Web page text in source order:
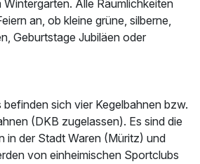
p.P. ab234,00 €
Alle Räumlichkeiten
an, ob kleine grüne, silberne,
Geburtstage Jubiläen oder
befinden sich vier Kegelbahnen bzw.
(DKB zugelassen). Es sind die
in der Stadt Waren (Müritz) und
von einheimischen Sportclubs